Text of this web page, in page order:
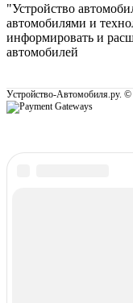
"Устройство
автомобилями и
информировать и
автомобилей
Устройство-Автомобиля.ру.